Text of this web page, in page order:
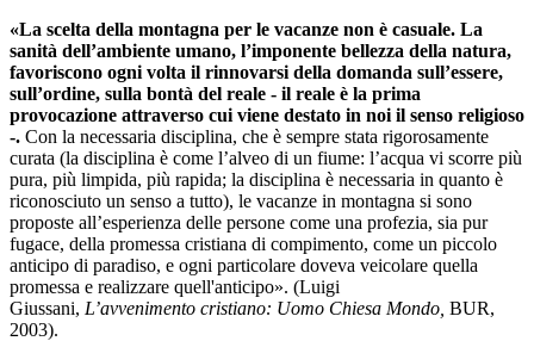
«La scelta della montagna per le vacanze non è casuale. La
sanità dell’ambiente umano, l’imponente bellezza della natura,
favoriscono ogni volta il rinnovarsi della domanda sull’essere,
sull’ordine, sulla bontà del reale - il reale è la prima
provocazione attraverso cui viene destato in noi il senso religioso
-. Con la necessaria disciplina, che è sempre stata rigorosamente
curata (la disciplina è come l’alveo di un fiume: l’acqua vi scorre più
pura, più limpida, più rapida; la disciplina è necessaria in quanto è
riconosciuto un senso a tutto), le vacanze in montagna si sono
proposte all’esperienza delle persone come una profezia, sia pur
fugace, della promessa cristiana di compimento, come un piccolo
anticipo di paradiso, e ogni particolare doveva veicolare quella
promessa e realizzare quell'anticipo». (Luigi
Giussani, L’avvenimento cristiano: Uomo Chiesa Mondo, BUR,
2003).